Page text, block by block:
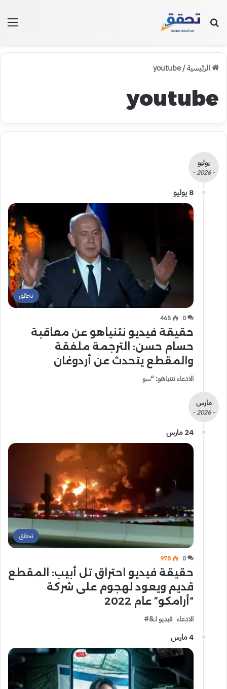
بحث عن
الرئيسية/
youtube
youtube
يوليو
- 2026 -
8 يوليو
تحقق
0
465
حقيقة فيديو نتنياهو عن معاقبة
حسام حسن: الترجمة ملفقة
والمقطع يتحدث عن أردوغان
الادعاء نتنياهو: “سو
مارس
- 2026 -
24 مارس
تحقق
0
978
حقيقة فيديو احتراق تل أبيب: المقطع
قديم ويعود لهجوم على شركة
“أرامكو” عام 2022
الادعاء فيديو لـ&#
4 مارس